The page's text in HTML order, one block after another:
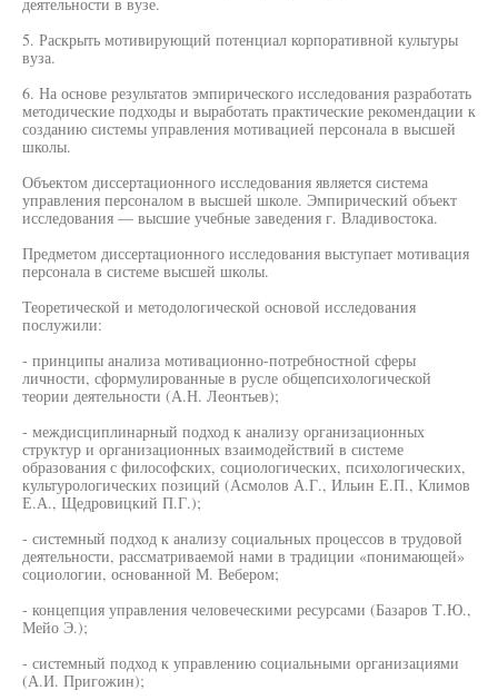
5. Раскрыть мотивирующий потенциал корпоративной культуры
вуза.
6. На основе результатов эмпирического исследования разработать
методические подходы и выработать практические рекомендации к
созданию системы управления мотивацией персонала в высшей
школы.
Объектом диссертационного исследования является система
управления персоналом в высшей школе. Эмпирический объект
исследования — высшие учебные заведения г. Владивостока.
Предметом диссертационного исследования выступает мотивация
персонала в системе высшей школы.
Теоретической и методологической основой исследования
послужили:
- принципы анализа мотивационно-потребностной сферы
личности, сформулированные в русле общепсихологической
теории деятельности (А.Н. Леонтьев);
- междисциплинарный подход к анализу организационных
структур и организационных взаимодействий в системе
образования с философских, социологических, психологических,
культурологических позиций (Асмолов А.Г., Ильин Е.П., Климов
Е.А., Щедровицкий П.Г.);
- системный подход к анализу социальных процессов в трудовой
деятельности, рассматриваемой нами в традиции «понимающей»
социологии, основанной М. Вебером;
- концепция управления человеческими ресурсами (Базаров Т.Ю.,
Мейо Э.);
- системный подход к управлению социальными организациями
(А.И. Пригожин);